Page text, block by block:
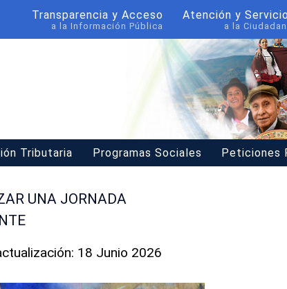
Transparencia y Acceso
a la Información Pública
Atención y
a la
Tributaria Programas Sociales Peticiones
UNA JORNADA
18 Junio 2026